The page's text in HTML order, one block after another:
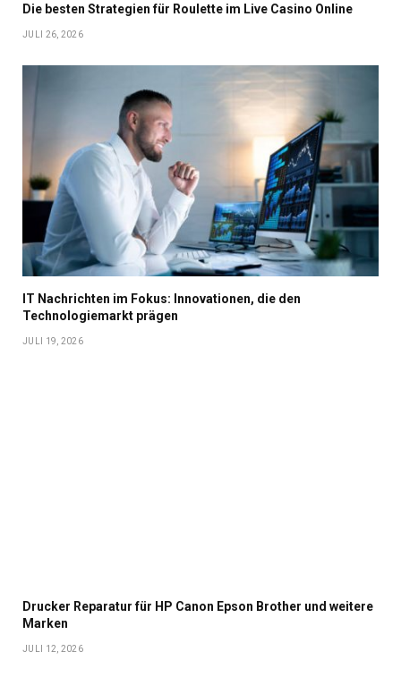
Die besten Strategien für Roulette im Live Casino Online
JULI 26, 2026
IT Nachrichten im Fokus: Innovationen, die den
Technologiemarkt prägen
JULI 19, 2026
Drucker Reparatur für HP Canon Epson Brother und weitere
Marken
JULI 12, 2026